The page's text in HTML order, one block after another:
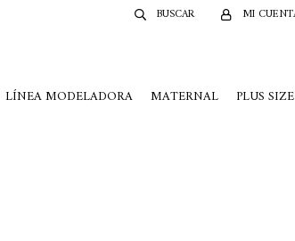
LÍNEA MODELADORA MATERNAL PLUS SIZE